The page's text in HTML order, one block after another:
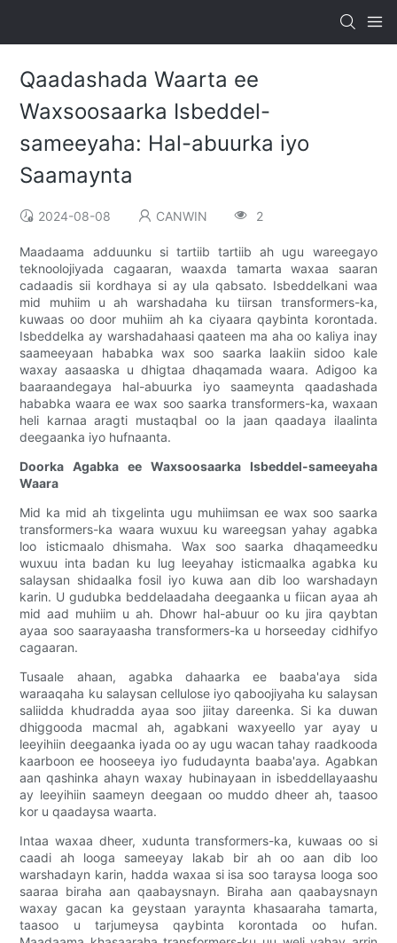
Qaadashada Waarta ee
Waxsoosaarka Isbeddel-
sameeyaha: Hal-abuurka iyo
Saamaynta
2024-08-08 CANWIN 2
Maadaama adduunku si tartiib tartiib ah ugu wareegayo
teknoolojiyada cagaaran, waaxda tamarta waxaa saaran
cadaadis sii kordhaya si ay ula qabsato. Isbeddelkani waa
mid muhiim u ah warshadaha ku tiirsan transformers-ka,
kuwaas oo door muhiim ah ka ciyaara qaybinta korontada.
Isbeddelka ay warshadahaasi qaateen ma aha oo kaliya inay
saameeyaan hababka wax soo saarka laakiin sidoo kale
waxay aasaaska u dhigtaa dhaqamada waara. Adigoo ka
baaraandegaya hal-abuurka iyo saameynta qaadashada
hababka waara ee wax soo saarka transformers-ka, waxaan
heli karnaa aragti mustaqbal oo la jaan qaadaya ilaalinta
deegaanka iyo hufnaanta.
Doorka Agabka ee Waxsoosaarka Isbeddel-sameeyaha
Waara
Mid ka mid ah tixgelinta ugu muhiimsan ee wax soo saarka
transformers-ka waara wuxuu ku wareegsan yahay agabka
loo isticmaalo dhismaha. Wax soo saarka dhaqameedku
wuxuu inta badan ku lug leeyahay isticmaalka agabka ku
salaysan shidaalka fosil iyo kuwa aan dib loo warshadayn
karin. U gudubka beddelaadaha deegaanka u fiican ayaa ah
mid aad muhiim u ah. Dhowr hal-abuur oo ku jira qaybtan
ayaa soo saarayaasha transformers-ka u horseeday cidhifyo
cagaaran.
Tusaale ahaan, agabka dahaarka ee baaba'aya sida
waraaqaha ku salaysan cellulose iyo qaboojiyaha ku salaysan
saliidda khudradda ayaa soo jiitay dareenka. Si ka duwan
dhiggooda macmal ah, agabkani waxyeello yar ayay u
leeyihiin deegaanka iyada oo ay ugu wacan tahay raadkooda
kaarboon ee hooseeya iyo fududaynta baaba'aya. Agabkan
aan qashinka ahayn waxay hubinayaan in isbeddellayaashu
ay leeyihiin saameyn deegaan oo muddo dheer ah, taasoo
kor u qaadaysa waarta.
Intaa waxaa dheer, xudunta transformers-ka, kuwaas oo si
caadi ah looga sameeyay lakab bir ah oo aan dib loo
warshadayn karin, hadda waxaa si isa soo taraysa looga soo
saaraa biraha aan qaabaysnayn. Biraha aan qaabaysnayn
waxay gacan ka geystaan ​​​​yaraynta khasaaraha tamarta,
taasoo u tarjumeysa qaybinta korontada oo hufan.